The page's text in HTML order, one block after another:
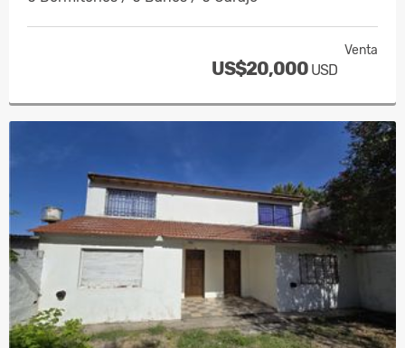
Venta
US$20,000 USD